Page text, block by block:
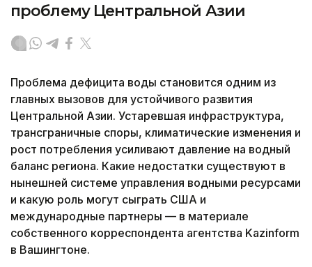
проблему Центральной Азии
Проблема дефицита воды становится одним из
главных вызовов для устойчивого развития
Центральной Азии. Устаревшая инфраструктура,
трансграничные споры, климатические изменения и
рост потребления усиливают давление на водный
баланс региона. Какие недостатки существуют в
нынешней системе управления водными ресурсами
и какую роль могут сыграть США и
международные партнеры — в материале
собственного корреспондента агентства Kazinform
в Вашингтоне.